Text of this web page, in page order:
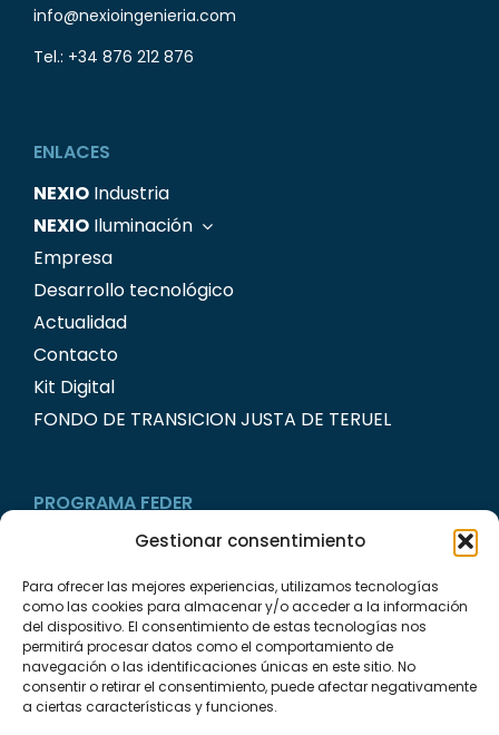
Gestionar consentimiento
Para ofrecer las mejores experiencias, utilizamos tecnologías
como las cookies para almacenar y/o acceder a la información
del dispositivo. El consentimiento de estas tecnologías nos
permitirá procesar datos como el comportamiento de
navegación o las identificaciones únicas en este sitio. No
consentir o retirar el consentimiento, puede afectar negativamente
a ciertas características y funciones.
info@nexioingenieria.com
Tel.: +34 876 212 876
ENLACES
NEXIOIndustria
NEXIOIluminación
Empresa
Desarrollo tecnológico
Actualidad
Contacto
Kit Digital
FONDO DE TRANSICION JUSTA DE TERUEL
PROGRAMA FEDER